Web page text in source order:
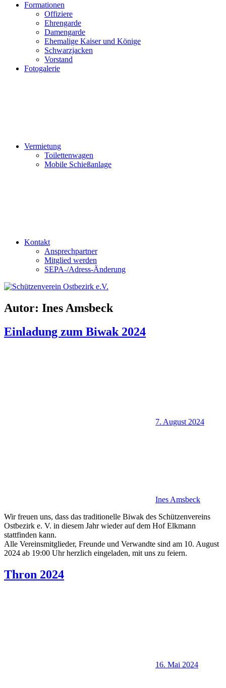
Formationen
Offiziere
Ehrengarde
Damengarde
Ehemalige Kaiser und Könige
Schwarzjacken
Vorstand
Fotogalerie
Vermietung
Toilettenwagen
Mobile Schießanlage
Kontakt
Ansprechpartner
Mitglied werden
SEPA-/Adress-Änderung
Autor: Ines Amsbeck
Einladung zum Biwak 2024
7. August 2024
Ines Amsbeck
Wir freuen uns, dass das traditionelle Biwak des Schützenvereins
Ostbezirk e. V. in diesem Jahr wieder auf dem Hof Elkmann
stattfinden kann.
Alle Vereinsmitglieder, Freunde und Verwandte sind am 10. August
2024 ab 19:00 Uhr herzlich eingeladen, mit uns zu feiern.
Thron 2024
16. Mai 2024